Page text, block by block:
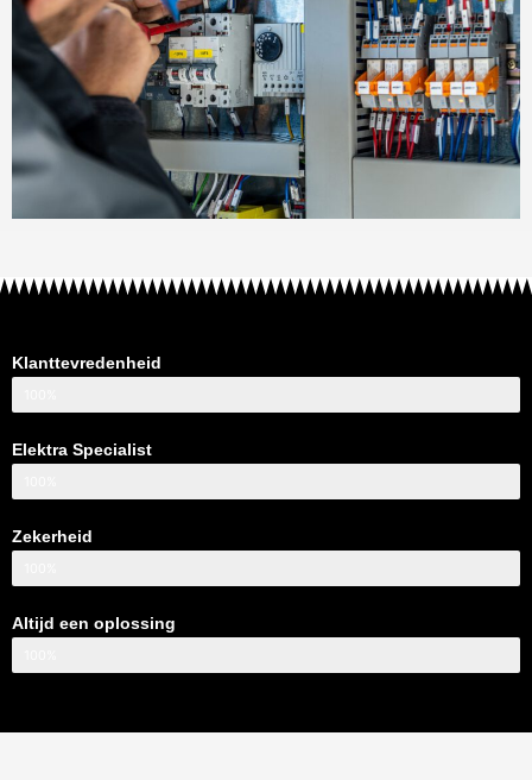
Klanttevredenheid
Elektra Specialist
Zekerheid
Altijd een oplossing